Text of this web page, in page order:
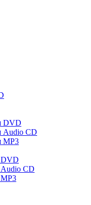
DVD
Audio CD
MP3
DVD
Audio CD